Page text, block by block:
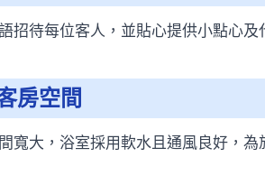
招待每位客人，並貼心提供小點心
房空間
寬大，浴室採用軟水且通風良好，為